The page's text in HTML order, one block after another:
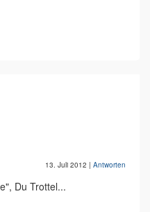
13. Juli 2012 | Antworten
Du Trottel...